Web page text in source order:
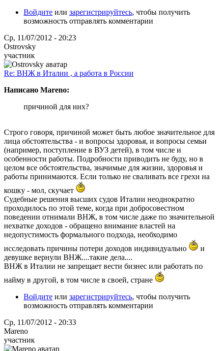
Войдите или зарегистрируйтесь, чтобы получить
возможность отправлять комментарии
Ср, 11/07/2012 - 20:23
Ostrovsky
участник
Re: ВНЖ в Италии , а работа в России
Написано Mareno:
причиной для них?
Строго говоря, причиной может быть любое значительное для
лица обстоятельства - и вопросы здоровья, и вопросы семьи
(например, поступление в ВУЗ детей), в том числе и
особенности работы. Подробности приводить не буду, но в
целом все обстоятельства, значимые для жизни, здоровья и
работы принимаются. Если только не сваливать все грехи на
кошку - мол, скучает
Судебные решения высших судов Италии неоднократно
проходилось по этой теме, когда при добросовестном
поведении отнимали ВНЖ, в том числе даже по значительной
нехватке доходов - обращено внимание властей на
недопустимость формального подхода, необходимо
исследовать причины потери доходов индивидуально
и
девушке вернули ВНЖ....такие дела....
ВНЖ в Италии не запрещает вести бизнес или работать по
найму в другой, в том числе в своей, стране
Войдите или зарегистрируйтесь, чтобы получить
возможность отправлять комментарии
Ср, 11/07/2012 - 20:33
Mareno
участник